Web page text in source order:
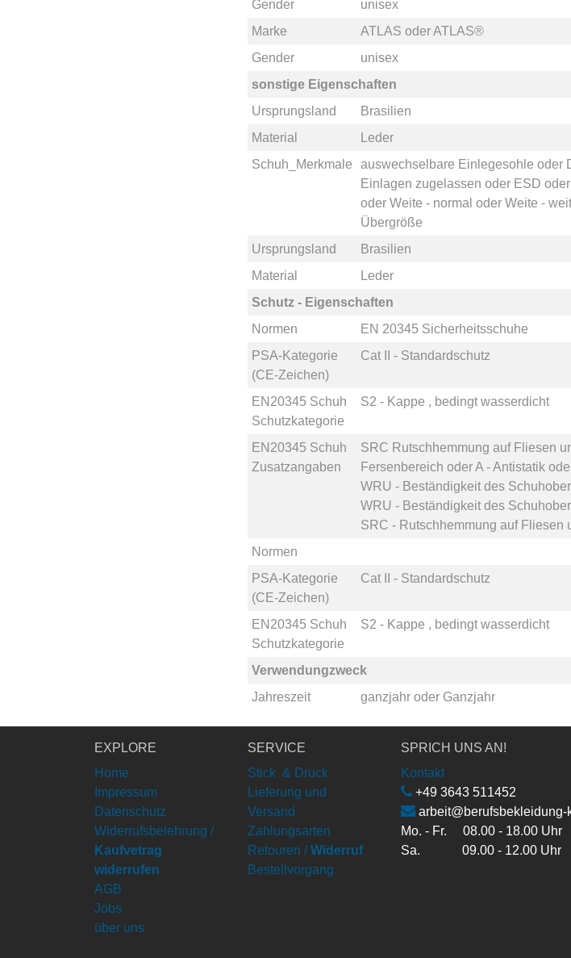
Gender
unisex
Marke
ATLAS oderATLAS®
Gender
unisex
sonstige Eigenschaften
Ursprungsland
Brasilien
Material
Leder
Schuh_Merkmale
auswechselbare Einlegesohle oder
Einlagen zugelassen oder ESD oder
oder Weite - normal oder Weite - weit
Übergröße
Ursprungsland
Brasilien
Material
Leder
Schutz - Eigenschaften
Normen
EN 20345 Sicherheitsschuhe
PSA-Kategorie
(CE-Zeichen)
Cat II - Standardschutz
EN20345 Schuh
Schutzkategorie
S2 - Kappe , bedingt wasserdicht
EN20345 Schuh
Zusatzangaben
SRC Rutschhemmung auf Fliesen
Fersenbereich oderA - Antistatik
WRU - Beständigkeit des
WRU - Beständigkeit des
SRC - Rutschhemmung auf Fliesen
Normen
PSA-Kategorie
(CE-Zeichen)
Cat II - Standardschutz
EN20345 Schuh
Schutzkategorie
S2 - Kappe , bedingt wasserdicht
Verwendungzweck
Jahreszeit
ganzjahroder Ganzjahr
EXPLORE
Home
Impressum
Datenschutz
Widerrufsbelehrung /
Kaufvetrag
widerrufen
AGB
Jobs
über uns
SERVICE
Stick & Druck
Lieferung und
Versand
Zahlungsarten
Retouren / Widerruf
Bestellvorgang
SPRICH UNS AN!
Kontakt
+49 3643 511452
arbeit@berufsbekleidung-
Mo. - Fr. 08.00 - 18.00 Uhr
Sa. 09.00 - 12.00 Uhr